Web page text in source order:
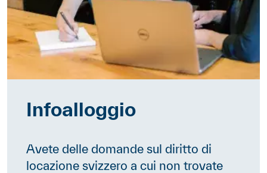
Infoalloggio
Avete delle domande sul diritto di
locazione svizzero a cui non trovate